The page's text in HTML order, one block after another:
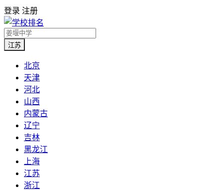
登录 注册
江苏
北京
天津
河北
山西
内蒙古
辽宁
吉林
黑龙江
上海
江苏
浙江